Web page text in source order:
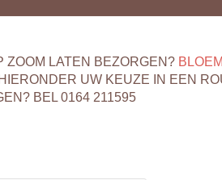
ZOOM LATEN BEZORGEN?
UW KEUZE IN EEN
BEL 0164 211595